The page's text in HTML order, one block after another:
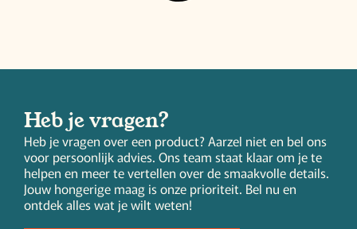
Heb je vragen?
Heb je vragen over een product? Aarzel niet en bel ons
voor persoonlijk advies. Ons team staat klaar om je te
helpen en meer te vertellen over de smaakvolle details.
Jouw hongerige maag is onze prioriteit. Bel nu en
ontdek alles wat je wilt weten!